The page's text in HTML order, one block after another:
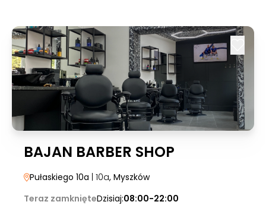
BAJAN BARBER SHOP
Pułaskiego 10a | 10a, Myszków
Teraz zamknięteDzisiaj:08:00-22:00